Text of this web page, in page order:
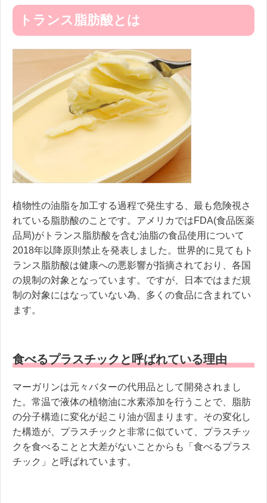
トランス脂肪酸とは
植物性の油脂を加工する過程で発生する、最も危険視さ
れている脂肪酸のことです。アメリカではFDA(食品医薬
品局)がトランス脂肪酸を含む油脂の食品使用について
2018年以降原則禁止を発表しました。世界的に見てもト
ランス脂肪酸は健康への悪影響が指摘されており、各国
の規制の対象となっています。ですが、日本ではまだ規
制の対象にはなっていない為、多くの食品に含まれてい
ます。
食べるプラスチックと呼ばれている理由
マーガリンは元々バターの代用品として開発されまし
た。常温で液体の植物油に水素添加を行うことで、脂肪
の分子構造に変化が起こり油が固まります。その変化し
た構造が、プラスチックと非常に似ていて、プラスチッ
クを食べることと大差がないことからも「食べるプラス
チック」と呼ばれています。